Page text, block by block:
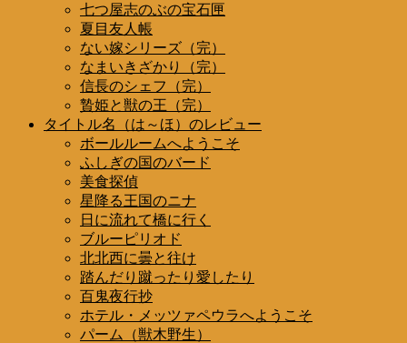
七つ屋志のぶの宝石匣
夏目友人帳
ない嫁シリーズ（完）
なまいきざかり（完）
信長のシェフ（完）
贄姫と獣の王（完）
タイトル名（は～ほ）のレビュー
ボールルームへようこそ
ふしぎの国のバード
美食探偵
星降る王国のニナ
日に流れて橋に行く
ブルーピリオド
北北西に曇と往け
踏んだり蹴ったり愛したり
百鬼夜行抄
ホテル・メッツァペウラへようこそ
パーム（獣木野生）